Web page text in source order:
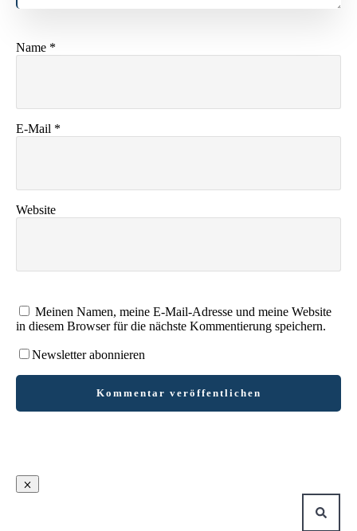
Name *
E-Mail *
Website
Meinen Namen, meine E-Mail-Adresse und meine Website
in diesem Browser für die nächste Kommentierung speichern.
Newsletter abonnieren
Kommentar veröffentlichen